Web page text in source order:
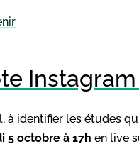
Instagram
à identifier les études
5 octobre à 17h en live